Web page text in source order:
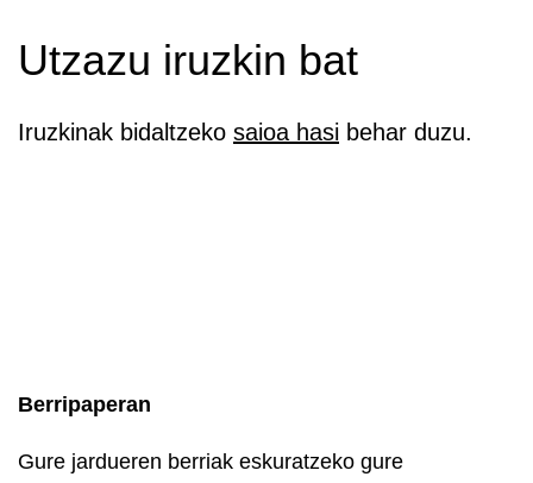
Utzazu iruzkin bat
Iruzkinak bidaltzeko saioa hasi behar duzu.
Berripaperan
Gure jardueren berriak eskuratzeko gure